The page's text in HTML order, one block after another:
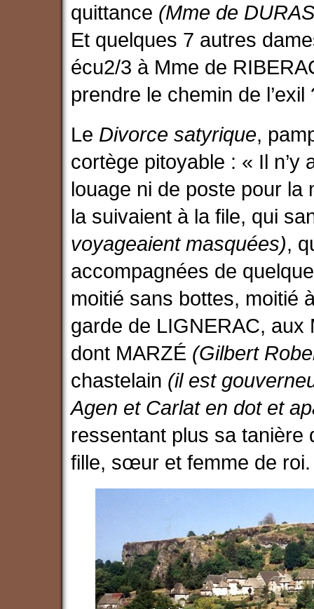
quittance (Mme de
Et quelques 7 autres
écu2/3 à Mme de
prendre le chemin de l’exil
Le Divorce satyrique,
cortège pitoyable : « Il
louage ni de poste pour la
la suivaient à la file, qui
voyageaient masquées),
accompagnées de
moitié sans bottes, moitié
garde de LIGNERAC, aux
dont MARZÉ (Gilbert
chastelain (il est
Agen et Carlat en dot et
ressentant plus sa tanière
fille, sœur et femme de